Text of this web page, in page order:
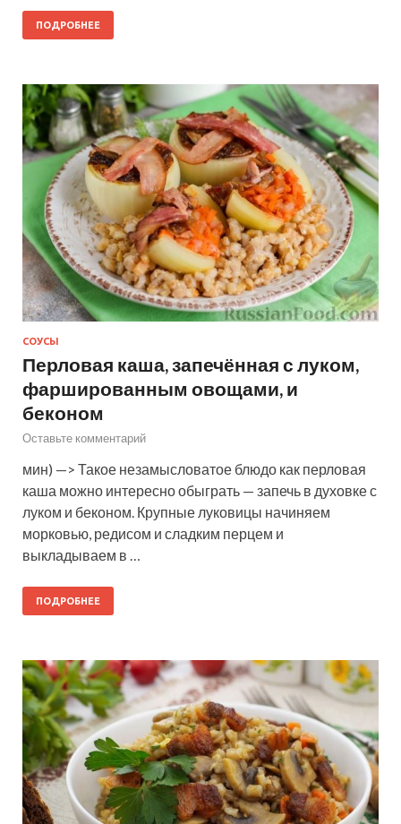
ПОДРОБНЕЕ
СОУСЫ
Перловая каша, запечённая с луком,
фаршированным овощами, и
беконом
Оставьте комментарий
мин) —> Такое незамысловатое блюдо как перловая
каша можно интересно обыграть — запечь в духовке с
луком и беконом. Крупные луковицы начиняем
морковью, редисом и сладким перцем и
выкладываем в …
ПОДРОБНЕЕ